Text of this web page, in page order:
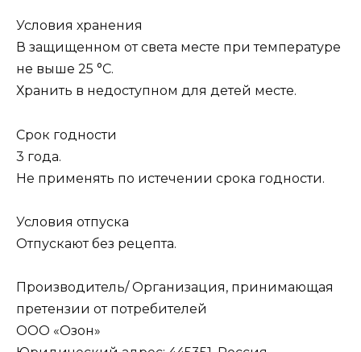
Условия хранения
В защищенном от света месте при температуре
не выше 25 °C.
Хранить в недоступном для детей месте.
Срок годности
3 года.
Не применять по истечении срока годности.
Условия отпуска
Отпускают без рецепта.
Производитель/ Организация, принимающая
претензии от потребителей
ООО «Озон»